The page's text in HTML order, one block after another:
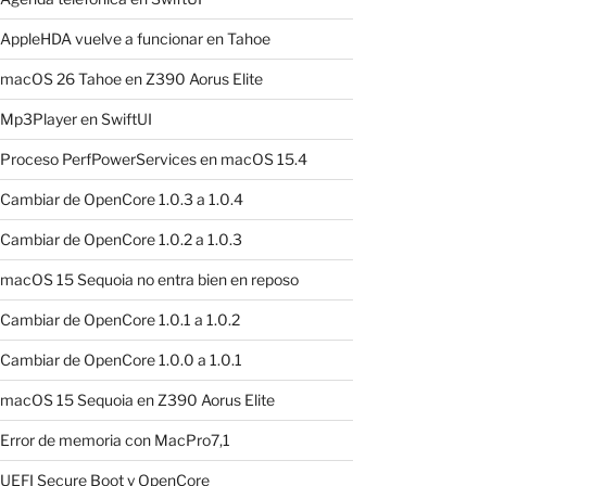
AppleHDA vuelve a funcionar en Tahoe
macOS 26 Tahoe en Z390 Aorus Elite
Mp3Player en SwiftUI
Proceso PerfPowerServices en macOS 15.4
Cambiar de OpenCore 1.0.3 a 1.0.4
Cambiar de OpenCore 1.0.2 a 1.0.3
macOS 15 Sequoia no entra bien en reposo
Cambiar de OpenCore 1.0.1 a 1.0.2
Cambiar de OpenCore 1.0.0 a 1.0.1
macOS 15 Sequoia en Z390 Aorus Elite
Error de memoria con MacPro7,1
UEFI Secure Boot y OpenCore